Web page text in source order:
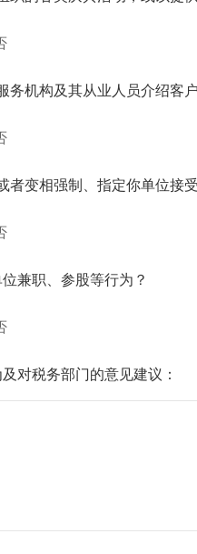
务机构及其从业人员介绍客
者变相强制、指定你单位接
兼职、参股等行为？
对税务部门的意见建议：